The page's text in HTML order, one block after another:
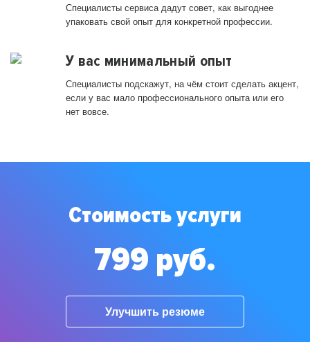
Специалисты сервиса дадут совет, как выгоднее
упаковать свой опыт для конкретной профессии.
У вас минимальный опыт
Специалисты подскажут, на чём стоит сделать акцент,
если у вас мало профессионального опыта или его
нет вовсе.
Стоимость услуги
799 руб.
Улучшить резюме